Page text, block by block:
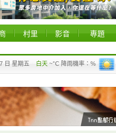
村里 影音 專題
日 星期五 白天 ~°C 降雨機率：%